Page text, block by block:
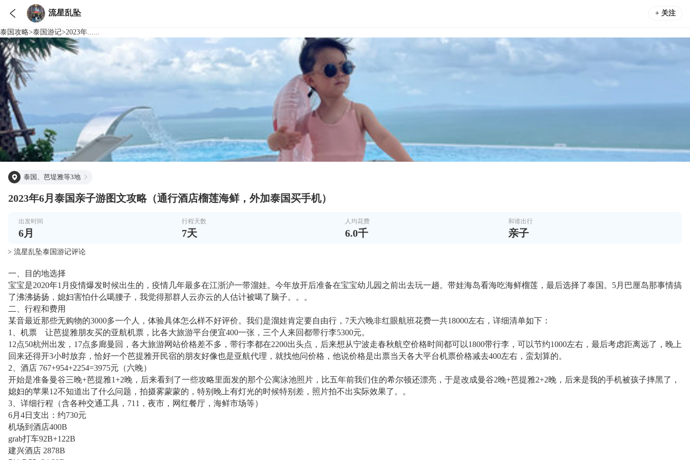
 流星乱坠 + 关注
泰国 攻略>泰国 游记>2023年......
泰国、芭堤雅等3地
2023年6月泰国亲子游图文攻略（通行酒店榴莲海鲜，外加泰国买手机）
出发时间
6月
行程天数
7天
人均花费
6.0千
和谁出行
亲子
> 流星乱坠泰国游记评论
一、目的地选择
宝宝是2020年1月疫情爆发时候出生的，疫情几年最多在江浙沪一带溜娃。今年放开后准备在宝宝幼儿园之前出去玩一趟。带娃海岛看海吃海鲜榴莲，最后选择了泰国。5月巴厘岛那事情搞
了沸沸扬扬，媳妇害怕什么噶腰子，我觉得那群人云亦云的人估计被噶了脑子。。。
二、行程和费用
某音最近那些无购物的3000多一个人，体验具体怎么样不好评价。我们是溜娃肯定要自由行，7天六晚非红眼航班花费一共18000左右，详细清单如下：
1、机票 让芭提雅朋友买的亚航机票，比各大旅游平台便宜400一张，三个人来回都带行李5300元。
12点50杭州出发，17点多廊曼回，各大旅游网站价格差不多，带行李都在2200出头点，后来想从宁波走春秋航空价格时间都可以1800带行李，可以节约1000左右，最后考虑距离远了，晚上
回来还得开3小时放弃，恰好一个芭提雅开民宿的朋友好像也是亚航代理，就找他问价格，他说价格是出票当天各大平台机票价格减去400左右，蛮划算的。
2、酒店 767+954+2254=3975元（六晚）
开始是准备曼谷三晚+芭提雅1+2晚，后来看到了一些攻略里面发的那个公寓泳池照片，比五年前我们住的希尔顿还漂亮，于是改成曼谷2晚+芭提雅2+2晚，后来是我的手机被孩子摔黑了，
媳妇的苹果12不知道出了什么问题，拍摄雾蒙蒙的，特别晚上有灯光的时候特别差，照片拍不出实际效果了。。
3、详细行程（含各种交通工具，711，夜市，网红餐厅，海鲜市场等）
6月4日支出：约730元
机场到酒店400B
grab打车92B+122B
建兴酒店 2878B